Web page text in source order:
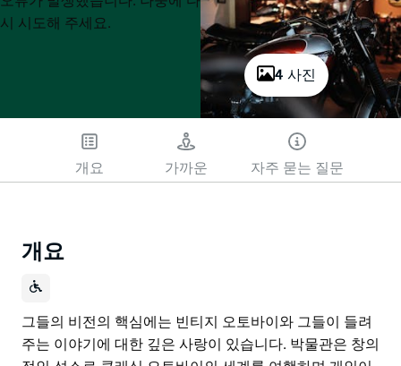
4 사진
시 시도해 주세요.
개요 가까운 자주 묻는 질문
개요
그들의 비전의 핵심에는 빈티지 오토바이와 그들이 들려
주는 이야기에 대한 깊은 사랑이 있습니다. 박물관은 창의